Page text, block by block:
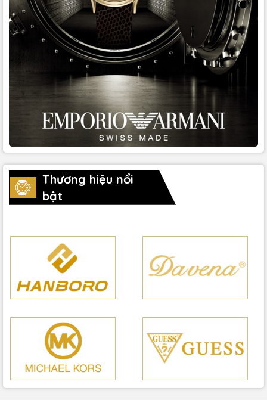
Thương hiệu nổi
bật